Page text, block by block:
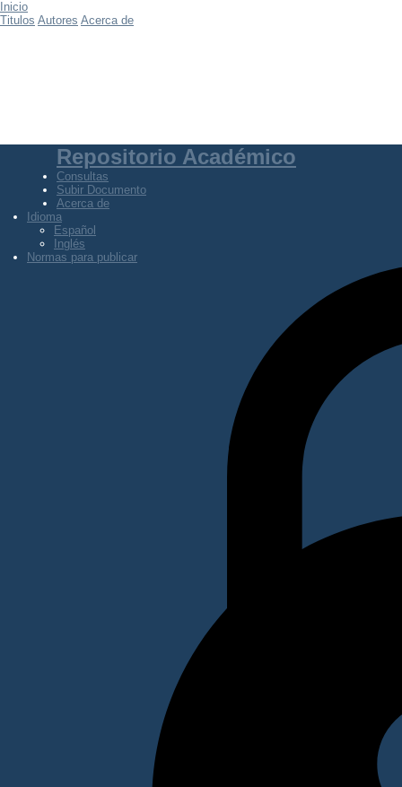
Inicio
Titulos Autores Acerca de
Repositorio Académico
Consultas
Subir Documento
Acerca de
Idioma
Español
Inglés
Normas para publicar